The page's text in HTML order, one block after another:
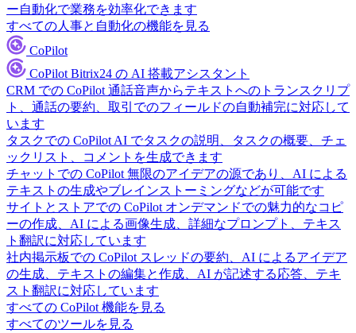
ー自動化で業務を効率化できます
すべての人事と自動化の機能を見る
CoPilot
CoPilot Bitrix24 の AI 搭載アシスタント
CRM での CoPilot 通話音声からテキストへのトランスクリプ
ト、通話の要約、取引でのフィールドの自動補完に対応して
います
タスクでの CoPilot AI でタスクの説明、タスクの概要、チェ
ックリスト、コメントを生成できます
チャットでの CoPilot 無限のアイデアの源であり、AI による
テキストの生成やブレインストーミングなどが可能です
サイトとストアでの CoPilot オンデマンドでの魅力的なコピ
ーの作成、AI による画像生成、詳細なプロンプト、テキス
ト翻訳に対応しています
社内掲示板での CoPilot スレッドの要約、AI によるアイデア
の生成、テキストの編集と作成、AI が記述する応答、テキ
スト翻訳に対応しています
すべての CoPilot 機能を見る
すべてのツールを見る